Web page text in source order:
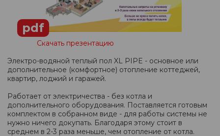
pdf
Скачать презентацию
Электро-водяной теплый пол XL PIPE - основное или
дополнительное (комфортное) отопление коттеджей,
квартир, лоджий и гаражей.
Работает от электричества - без котла и
дополнительного оборудования. Поставляется готовым
комплектом в собранном виде - для работы системы не
нужно ничего докупать. Благодаря этому стоит в
среднем в 2-3 раза меньше, чем отопление от котла.